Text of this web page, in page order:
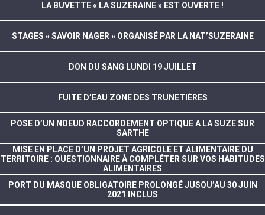
LA BUVETTE « LA SUZERAINE » EST OUVERTE !
STAGES « SAVOIR NAGER » ORGANISÉ PAR LA NAT’SUZERAINE
DON DU SANG LUNDI 19 JUILLET
FUITE D’EAU ZONE DES TRUNETIÈRES
POSE D’UN NOEUD RACCORDEMENT OPTIQUE A LA SUZE SUR
SARTHE
MISE EN PLACE D’UN PROJET AGRICOLE ET ALIMENTAIRE DU
TERRITOIRE : QUESTIONNAIRE À COMPLÉTER SUR VOS HABITUDES
ALIMENTAIRES
PORT DU MASQUE OBLIGATOIRE PROLONGÉ JUSQU’AU 30 JUIN
2021 INCLUS